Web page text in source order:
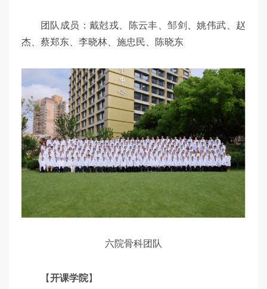
团队成员：戴尅戎、陈云丰、邹剑、姚伟武、赵
杰、蔡郑东、李晓林、施忠民、陈晓东
六院骨科团队
【开课学院】